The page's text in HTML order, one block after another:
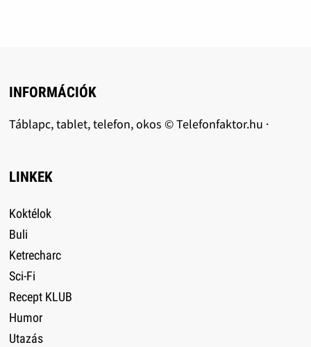
INFORMÁCIÓK
Táblapc, tablet, telefon, okos © Telefonfaktor.hu ·
LINKEK
Koktélok
Buli
Ketrecharc
Sci-Fi
Recept KLUB
Humor
Utazás